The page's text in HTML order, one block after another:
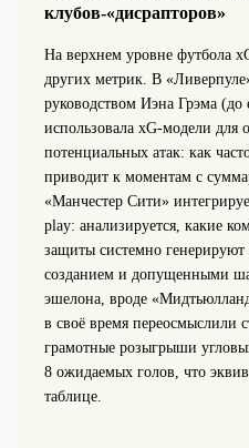
клубов‑«дисрапторов»
На верхнем уровне футбола
других метрик. В
руководством Иэна Грэма (до
использовала xG‑модели для
потенциальных атак: как
приводит к моментам с
«Манчестер Сити»
play: анализируется, какие
защиты системно
созданием и допущенными
эшелона, вроде
в своё время переосмыслили
грамотные розыгрыши
8 ожидаемых голов, что
таблице.